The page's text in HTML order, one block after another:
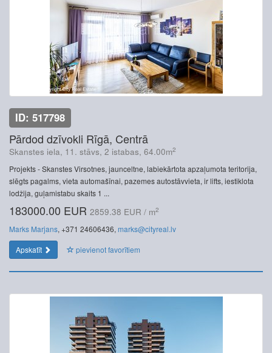
ID: 517798
Pārdod dzīvokli Rīgā, Centrā
Skanstes iela, 11. stāvs, 2 istabas, 64.00m2
Projekts - Skanstes Virsotnes, jaunceltne, labiekārtota apzaļumota teritorija,
slēgts pagalms, vieta automašīnai, pazemes autostāvvieta, ir lifts, iestiklota
lodžija, guļamistabu skaits 1 ...
183000.00 EUR 2859.38 EUR / m2
Marks Marjans, +371 24606436, marks@cityreal.lv
Apskatīt
pievienot favorītiem